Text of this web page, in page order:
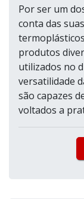
Por ser um
conta das
produtos
utilizados no
versatilidade
são capazes
voltados a